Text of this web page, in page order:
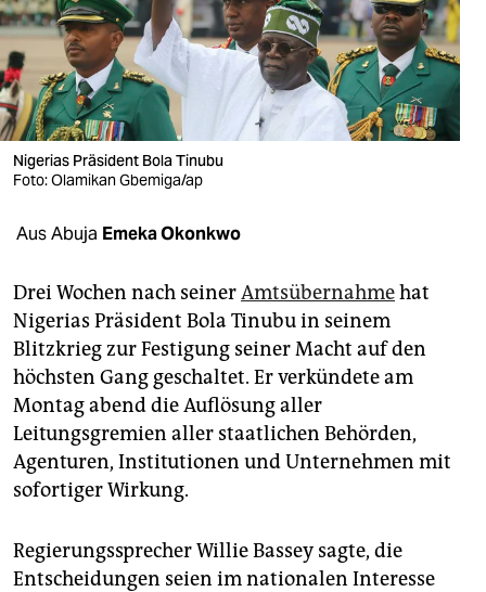
nord
wahrheit
verlag
verlag
shop
fragen & hilfe
unterstützen
abo
genossenschaft
epaper login
Nigerias Präsident Bola Tinubu
Foto: Olamikan Gbemiga/ap
Aus Abuja Emeka Okonkwo
Drei Wochen nach seinerAmtsübernahmehat
Nigerias Präsident Bola Tinubu in seinem
Blitzkrieg zur Festigung seiner Macht auf den
höchsten Gang geschaltet. Er verkündete am
Montag abend die Auflösung aller
Leitungsgremien aller staatlichen Behörden,
Agenturen, Institutionen und Unternehmen mit
sofortiger Wirkung.
Regierungssprecher Willie Bassey sagte, die
Entscheidungen seien im nationalen Interesse